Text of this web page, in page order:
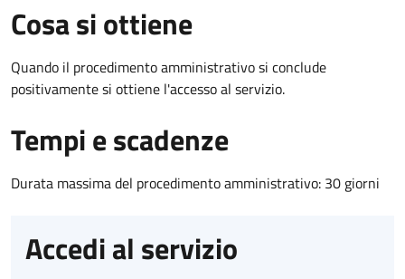
Cosa si ottiene
Quando il procedimento amministrativo si conclude
positivamente si ottiene l'accesso al servizio.
Tempi e scadenze
Durata massima del procedimento amministrativo: 30 giorni
Accedi al servizio